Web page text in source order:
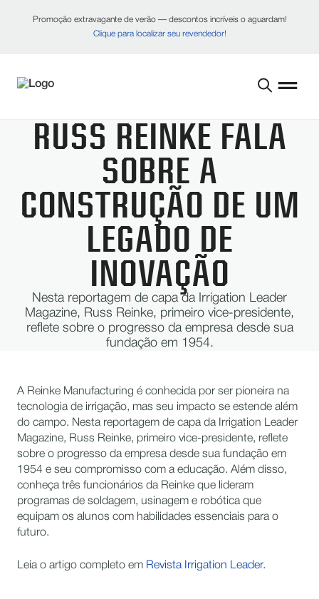
Promoção extravagante de verão — descontos incríveis o aguardam!
Clique para localizar seu revendedor!
RUSS REINKE FALA
SOBRE A
CONSTRUÇÃO DE UM
LEGADO DE
INOVAÇÃO
Nesta reportagem de capa da Irrigation Leader
Magazine, Russ Reinke, primeiro vice-presidente,
reflete sobre o progresso da empresa desde sua
fundação em 1954.
A Reinke Manufacturing é conhecida por ser pioneira na
tecnologia de irrigação, mas seu impacto se estende além
do campo. Nesta reportagem de capa da Irrigation Leader
Magazine, Russ Reinke, primeiro vice-presidente, reflete
sobre o progresso da empresa desde sua fundação em
1954 e seu compromisso com a educação. Além disso,
conheça três funcionários da Reinke que lideram
programas de soldagem, usinagem e robótica que
equipam os alunos com habilidades essenciais para o
futuro.
Leia o artigo completo em Revista Irrigation Leader.